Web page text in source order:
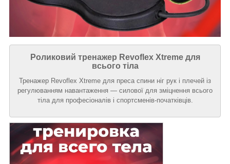
Роликовий тренажер Revoflex Xtreme для
всього тіла
Тренажер Revoflex Xtreme для преса спини ніг рук і плечей із
регулюванням навантаження — силової для зміцнення всього
тіла для професіоналів і спортсменів-початківців.